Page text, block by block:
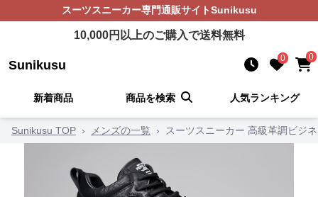
スーツスニーカー専門通販サイトSunikusu
10,000円以上のご購入で送料無料
Sunikusu 0 0
新着商品 商品を検索 人気ランキング
Sunikusu TOP › メンズの一覧 › スーツスニーカー 高級革調ビジ